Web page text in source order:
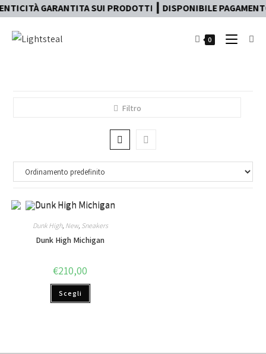
GARANTITA SUI PRODOTTI ┃ DISPONIBILE
0
Filtro
Dunk High, New, Sneakers
Dunk High Michigan
€210,00
Scegli